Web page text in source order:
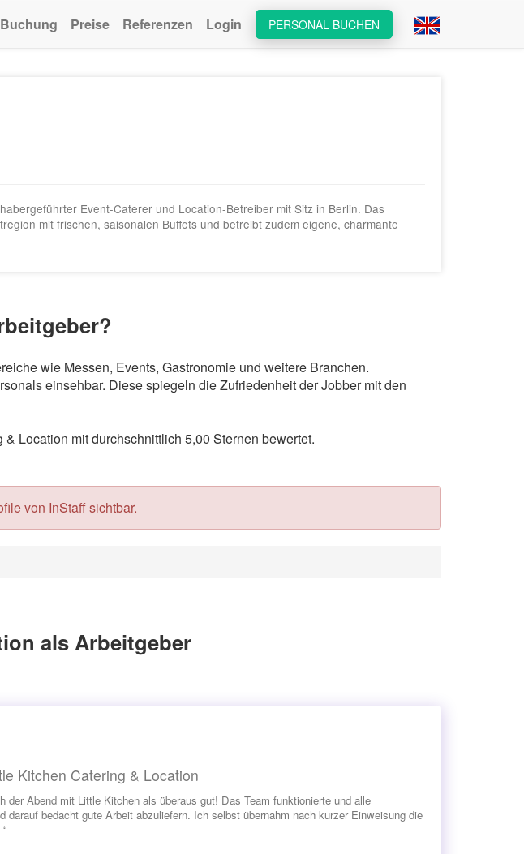
PERSONAL BUCHEN
Buchung Preise Referenzen Login
Event-Caterer und Location-Betreiber mit Sitz in Berlin. Das
mit frischen, saisonalen Buffets und betreibt zudem eigene, charmante
wie Messen, Events, Gastronomie und weitere Branchen.
einsehbar. Diese spiegeln die Zufriedenheit der Jobber mit den
Location mit durchschnittlich 5,00 Sternen bewertet.
von InStaff sichtbar.
als Arbeitgeber
Kitchen Catering & Location
der Abend mit Little Kitchen als überaus gut! Das Team funktionierte und alle
darauf bedacht gute Arbeit abzuliefern. Ich selbst übernahm nach kurzer Einweisung die